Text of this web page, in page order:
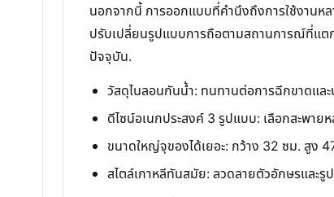
นอกจากนี้ การออกแบบที่คำนึงถึงการใช้งานห
ปรับเปลี่ยนรูปแบบการถือตามสถานการณ์ที่แต
ปัจจุบัน.
วัสดุไนลอนกันน้ำ: ทนทานต่อการฉีกขาดแล
ดีไซน์อเนกประสงค์ 3 รูปแบบ: เลือกสะพาย
ขนาดใหญ่จุของได้เยอะ: กว้าง 32 ซม. สูง
สไตล์เกาหลีทันสมัย: ลวดลายตัวอักษรและรู